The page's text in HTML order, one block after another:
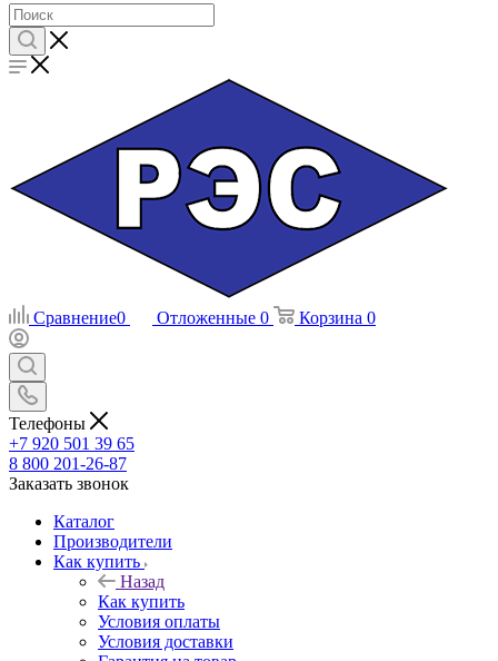
Сравнение0 Отложенные 0 Корзина 0
Телефоны
+7 920 501 39 65
8 800 201-26-87
Заказать звонок
Каталог
Производители
Как купить
Назад
Как купить
Условия оплаты
Условия доставки